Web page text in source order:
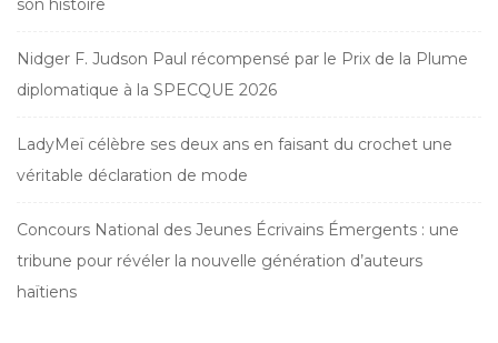
son histoire
Nidger F. Judson Paul récompensé par le Prix de la Plume
diplomatique à la SPECQUE 2026
LadyMeï célèbre ses deux ans en faisant du crochet une
véritable déclaration de mode
Concours National des Jeunes Écrivains Émergents : une
tribune pour révéler la nouvelle génération d’auteurs
haïtiens